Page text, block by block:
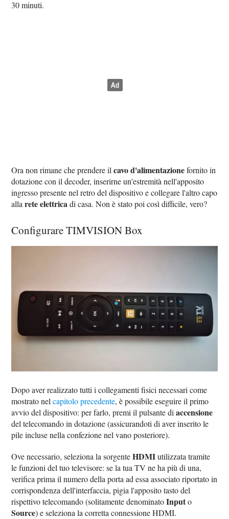
30 minuti.
Ora non rimane che prendere ilcavo d'alimentazionefornito in
dotazione con il decoder, inserirne un'estremità nell'apposito
ingresso presente nel retro del dispositivo e collegare l'altro capo
allarete elettricadi casa. Non è stato poi così difficile, vero?
Configurare TIMVISION Box
Dopo aver realizzato tutti i collegamenti fisici necessari come
mostrato nelcapitolo precedente, è possibile eseguire il primo
avvio del dispositivo: per farlo, premi il pulsante diaccensione
del telecomando in dotazione (assicurandoti di aver inserito le
pile incluse nella confezione nel vano posteriore).
Ove necessario, seleziona la sorgenteHDMIutilizzata tramite
le funzioni del tuo televisore: se la tua TV ne ha più di una,
verifica prima il numero della porta ad essa associato riportato in
corrispondenza dell'interfaccia, pigia l'apposito tasto del
rispettivo telecomando (solitamente denominatoInputo
Source) e seleziona la corretta connessione HDMI.